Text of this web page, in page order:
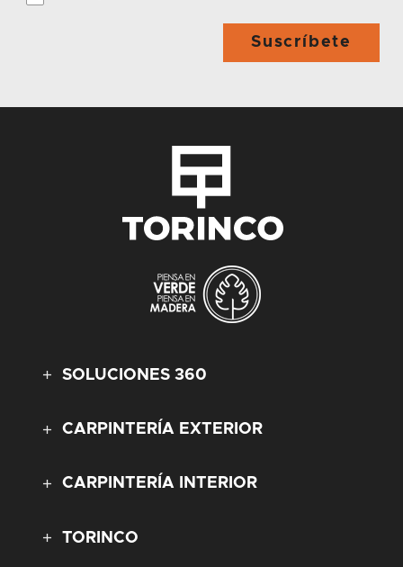
Suscríbete
SOLUCIONES 360
CARPINTERÍA EXTERIOR
CARPINTERÍA INTERIOR
TORINCO